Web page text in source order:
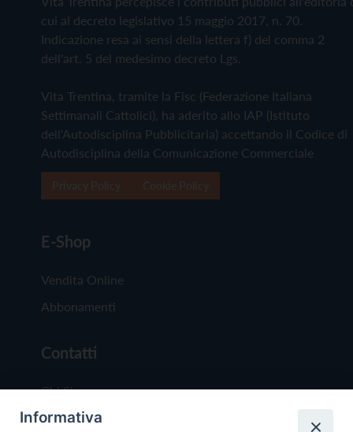
cui al decreto legislativo 15 maggio 2017, n. 70.
Indicazione resa ai sensi della lettera f) del comma 2
dell'art. 5 del medesimo decreto Lgs.
Vita Trentina, tramite la Fisc (Federazione Italiana
Settimanali Cattolici), ha aderito allo IAP (Istituto
dell'Autodisciplina Pubblicitaria) accettando il Codice di
Autodisciplina della Comunicazione Commerciale
E-Shop
Vendita Online
Abbonamenti
Contatti
Chi Siamo
Redazione
Informativa